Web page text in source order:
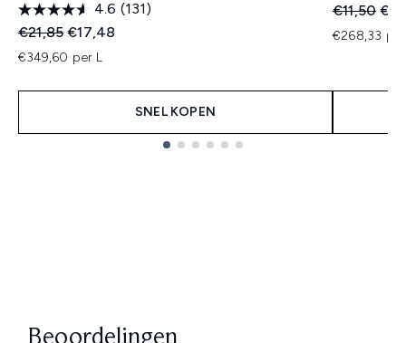
4.6 (131)
Recommended Retail Price:
€21,85Huidige prijs:
€17,48
€349,60 per L
SNEL KOPEN
€11,50
€268,33